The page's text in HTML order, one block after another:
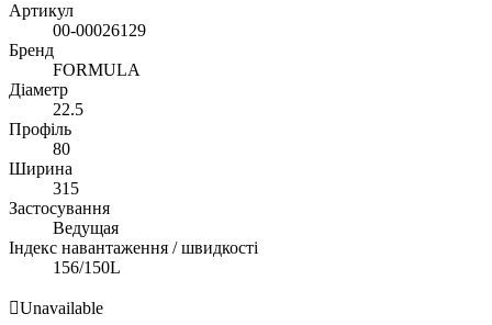
Артикул
00-00026129
Бренд
FORMULA
Діаметр
22.5
Профіль
80
Ширина
315
Застосування
Ведущая
Індекс навантаження / швидкості
156/150L
Unavailable